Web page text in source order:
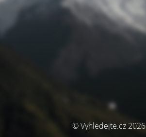
© Vyhledejte.cz 2026